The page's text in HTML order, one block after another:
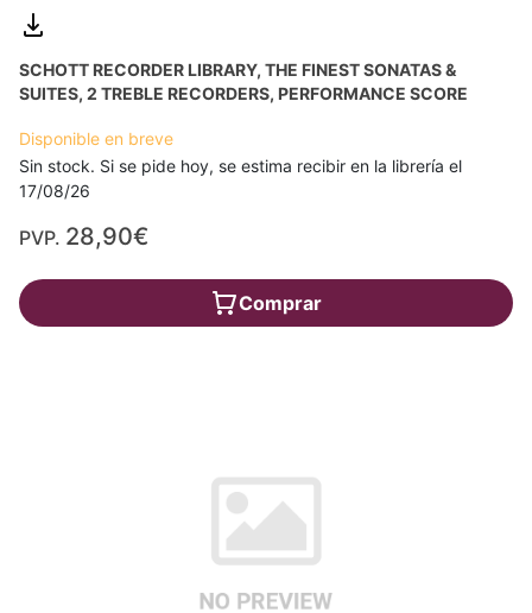
SCHOTT RECORDER LIBRARY, THE FINEST SONATAS &
SUITES, 2 TREBLE RECORDERS, PERFORMANCE SCORE
Disponible en breve
Sin stock. Si se pide hoy, se estima recibir en la librería el
17/08/26
PVP. 28,90€
Comprar